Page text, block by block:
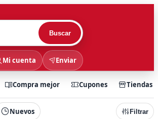
Buscar
Mi cuenta Enviar
Compra mejor Cupones Tiendas
Nuevos Filtrar